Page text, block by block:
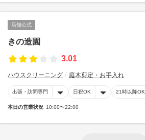
店舗公式
きの造園
3.01
ハウスクリーニング 庭木剪定・お手入れ
出張・訪問専門 日祝OK 21時以降OK
本日の営業状況 10:00〜22:00